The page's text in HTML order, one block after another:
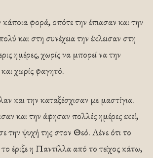
κάποια φορά, οπότε την έπιασαν και την
και στη συνέχεια την έκλεισαν στη
ημέρες, χωρίς να μπορεί να την
και χωρίς φαγητό.
και την καταξέσχισαν με μαστίγια.
και την άφησαν πολλές ημέρες εκεί,
την ψυχή της στον Θεό. Λένε ότι το
το έριξε η Παντίλλα από το τείχος κάτω,